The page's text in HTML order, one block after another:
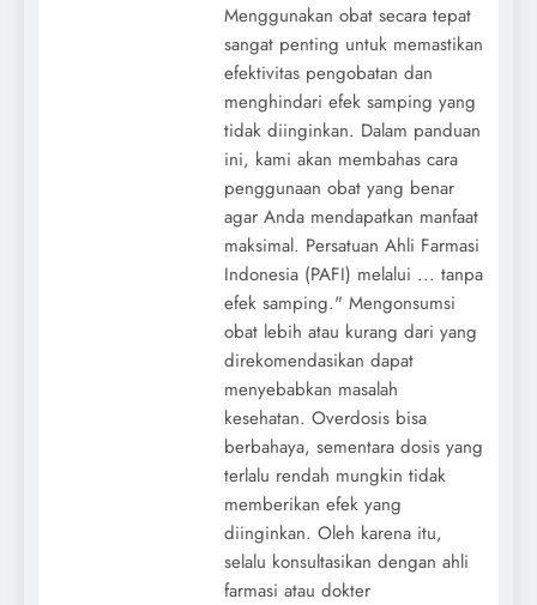
Menggunakan obat secara tepat
sangat penting untuk memastikan
efektivitas pengobatan dan
menghindari efek samping yang
tidak diinginkan. Dalam panduan
ini, kami akan membahas cara
penggunaan obat yang benar
agar Anda mendapatkan manfaat
maksimal. Persatuan Ahli Farmasi
Indonesia (PAFI) melalui ... tanpa
efek samping." Mengonsumsi
obat lebih atau kurang dari yang
direkomendasikan dapat
menyebabkan masalah
kesehatan. Overdosis bisa
berbahaya, sementara dosis yang
terlalu rendah mungkin tidak
memberikan efek yang
diinginkan. Oleh karena itu,
selalu konsultasikan dengan ahli
farmasi atau dokter